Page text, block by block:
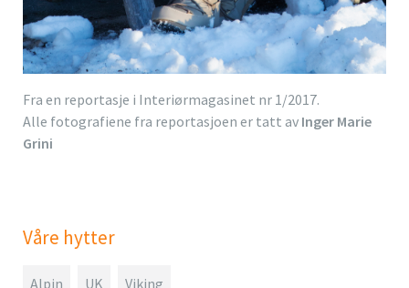
Fra en reportasje i Interiørmagasinet nr 1/2017.
Alle fotografiene fra reportasjoen er tatt av Inger Marie
Grini
Våre hytter
Alpin UK Viking